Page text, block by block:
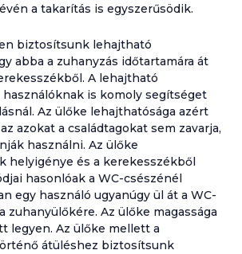
a takarítás is egyszerűsödik.
biztosítsunk lehajtható
abba a zuhanyzás időtartamára át
A lehajtható
is komoly segítséget
Az ülőke lehajthatósága azért
azokat a családtagokat sem zavarja,
használni. Az ülőke
helyigénye és a kerekesszékből
hasonlóak a WC-csészénél
egy használó ugyanúgy ül át a WC-
zuhanyülőkére. Az ülőke magassága
legyen. Az ülőke mellett a
átüléshez biztosítsunk